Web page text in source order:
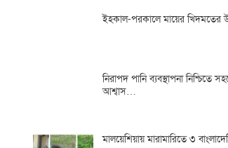
ইহকাল-পরকালে মায়ের খিদমতের
নিরাপদ পানি ব্যবস্থাপনা নিশ্চিতে
আশ্বাস…
মালয়েশিয়ায় মারামারিতে ৩